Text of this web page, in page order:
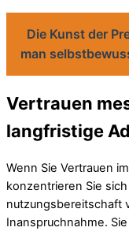
Die Kunst der
man
Vertrauen
langfristige
Wenn Sie Vertrauen
konzentrieren Sie
nutzungsbereitschaft
Inanspruchnahme.